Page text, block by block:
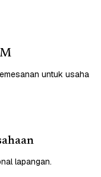
untuk usaha
lapangan.